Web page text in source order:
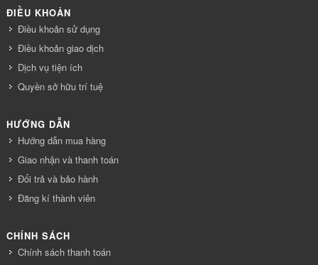
ĐIỀU KHOẢN
Điều khoản sử dụng
Điều khoản giao dịch
Dịch vụ tiện ích
Quyền sở hữu trí tuệ
HƯỚNG DẪN
Hướng dẫn mua hàng
Giao nhận và thanh toán
Đổi trả và bảo hành
Đăng kí thành viên
CHÍNH SÁCH
Chính sách thanh toán